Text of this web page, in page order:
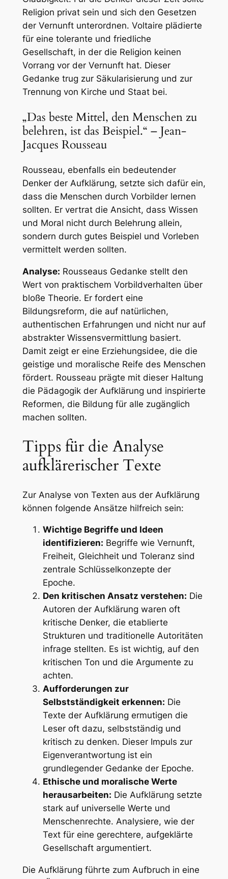
Religion privat sein und sich den Gesetzen
der Vernunft unterordnen. Voltaire plädierte
für eine tolerante und friedliche
Gesellschaft, in der die Religion keinen
Vorrang vor der Vernunft hat. Dieser
Gedanke trug zur Säkularisierung und zur
Trennung von Kirche und Staat bei.
„Das beste Mittel, den Menschen zu
belehren, ist das Beispiel.“ – Jean-
Jacques Rousseau
Rousseau, ebenfalls ein bedeutender
Denker der Aufklärung, setzte sich dafür ein,
dass die Menschen durch Vorbilder lernen
sollten. Er vertrat die Ansicht, dass Wissen
und Moral nicht durch Belehrung allein,
sondern durch gutes Beispiel und Vorleben
vermittelt werden sollten.
Analyse: Rousseaus Gedanke stellt den
Wert von praktischem Vorbildverhalten über
bloße Theorie. Er fordert eine
Bildungsreform, die auf natürlichen,
authentischen Erfahrungen und nicht nur auf
abstrakter Wissensvermittlung basiert.
Damit zeigt er eine Erziehungsidee, die die
geistige und moralische Reife des Menschen
fördert. Rousseau prägte mit dieser Haltung
die Pädagogik der Aufklärung und inspirierte
Reformen, die Bildung für alle zugänglich
machen sollten.
Tipps für die Analyse
aufklärerischer Texte
Zur Analyse von Texten aus der Aufklärung
können folgende Ansätze hilfreich sein:
Wichtige Begriffe und Ideen
identifizieren: Begriffe wie Vernunft,
Freiheit, Gleichheit und Toleranz sind
zentrale Schlüsselkonzepte der
Epoche.
Den kritischen Ansatz verstehen: Die
Autoren der Aufklärung waren oft
kritische Denker, die etablierte
Strukturen und traditionelle Autoritäten
infrage stellten. Es ist wichtig, auf den
kritischen Ton und die Argumente zu
achten.
Aufforderungen zur
Selbstständigkeit erkennen: Die
Texte der Aufklärung ermutigen die
Leser oft dazu, selbstständig und
kritisch zu denken. Dieser Impuls zur
Eigenverantwortung ist ein
grundlegender Gedanke der Epoche.
Ethische und moralische Werte
herausarbeiten: Die Aufklärung setzte
stark auf universelle Werte und
Menschenrechte. Analysiere, wie der
Text für eine gerechtere, aufgeklärte
Gesellschaft argumentiert.
Die Aufklärung führte zum Aufbruch in eine